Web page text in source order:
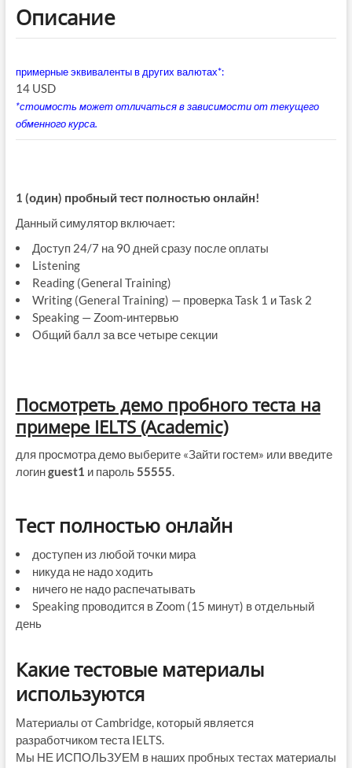
Описание
примерные эквиваленты в других валютах*:
14 USD
*стоимость может отличаться в зависимости от текущего
обменного курса.
1 (один) пробный тест полностью онлайн!
Данный симулятор включает:
Доступ 24/7 на 90 дней сразу после оплаты
Listening
Reading (General Training)
Writing (General Training) — проверка Task 1 и Task 2
Speaking — Zoom-интервью
Общий балл за все четыре секции
Посмотреть демо пробного теста на
примере IELTS (Academic)
для просмотра демо выберите «Зайти гостем» или введите
логинguest1 и пароль55555.
Тест полностью онлайн
доступен из любой точки мира
никуда не надо ходить
ничего не надо распечатывать
Speaking проводится в Zoom (15 минут) в отдельный
день
Какие тестовые материалы
используются
Материалы от Cambridge, который является
разработчиком теста IELTS.
Мы НЕ ИСПОЛЬЗУЕМ в наших пробных тестах материалы